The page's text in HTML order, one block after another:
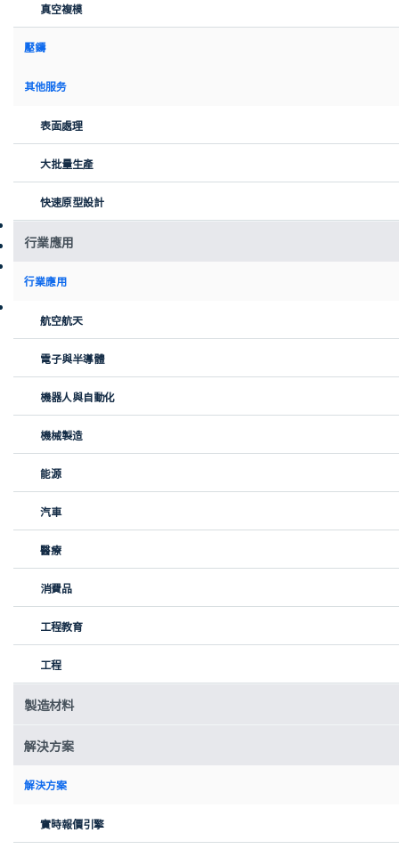
真空複模
壓鑄
其他服务
表面處理
大批量生產
快速原型設計
行業應用
行業應用
航空航天
電子與半導體
機器人與自動化
機械製造
能源
汽車
醫療
消費品
工程教育
工程
製造材料
解決方案
解決方案
實時報價引擎
行業：汽車工程，電動出行
製造工藝：鈑金加工、數控加工（CNC）、折彎、表面處理
訂單數量靈活、設計精度高，同時公司內部產能有限。
生產複雜零件，按批次訂購，並優化現金流，同時不影響質量或設
關於 Black Tea Motorbikes
Black Tea Motorbikes 成立於 2020 年，將經典摩托車設計與可持續
量化電動摩托車。所有生產與組裝均在巴伐利亞進行，並與其騎行
高效採購複雜金屬零件
為了製造摩托車，Black Tea Motorbikes 依賴高精度鈑金零件、車
備機械穩定性，同時能夠按需供應，配合生產計劃。由於內部資源